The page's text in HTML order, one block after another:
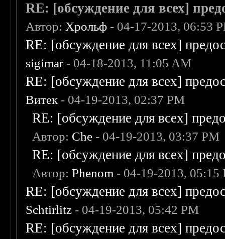
RE: [обсуждение для всех]
Автор: Хрольф - 04-17-2013, 06:53
RE: [обсуждение для всех]
sigimar- 04-18-2013, 11:05 AM
RE: [обсуждение для всех]
Витек - 04-19-2013, 02:37 PM
RE: [обсуждение для всех]
Автор: Che - 04-19-2013, 03:37 PM
RE: [обсуждение для всех]
Автор:Phenom - 04-19-2013, 05:15
RE: [обсуждение для всех]
Schtirlitz - 04-19-2013, 05:42 PM
RE: [обсуждение для всех]